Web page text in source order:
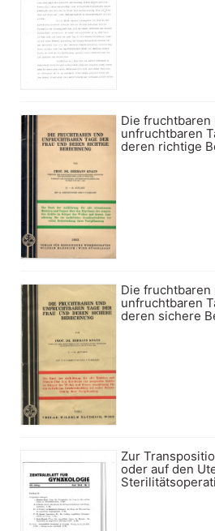
Die fruchtbaren
unfruchtbaren
deren richtige
Die fruchtbaren
unfruchtbaren
deren sichere
Zur
oder auf den